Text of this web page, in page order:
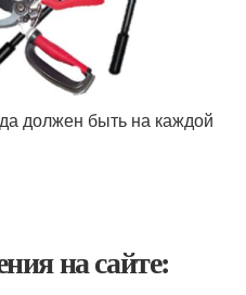
должен быть на каждой
на сайте: